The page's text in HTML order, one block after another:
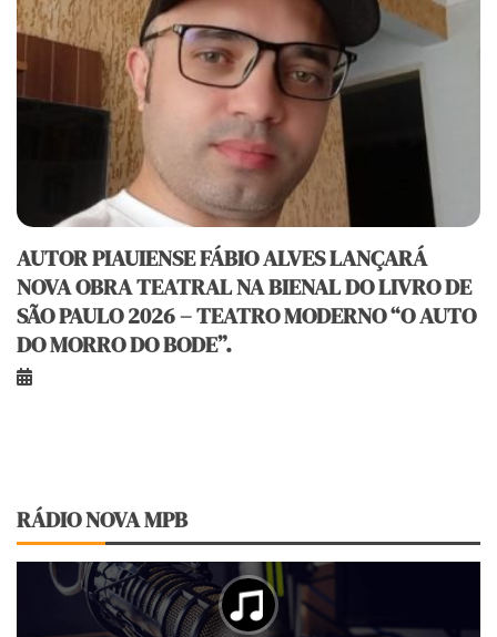
AUTOR PIAUIENSE FÁBIO ALVES LANÇARÁ
NOVA OBRA TEATRAL NA BIENAL DO LIVRO DE
SÃO PAULO 2026 – TEATRO MODERNO “O AUTO
DO MORRO DO BODE”.
RÁDIO NOVA MPB